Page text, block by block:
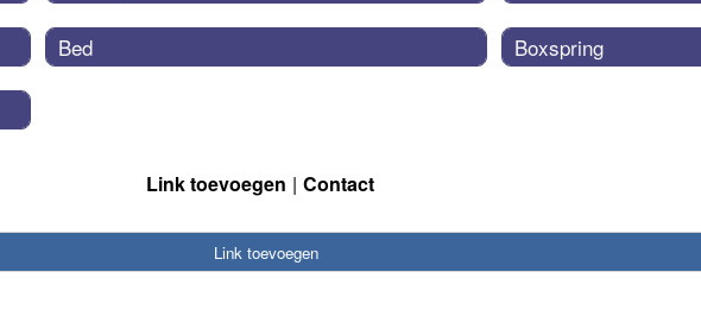
Bed Boxspring
Link toevoegen Contact
Link toevoegen